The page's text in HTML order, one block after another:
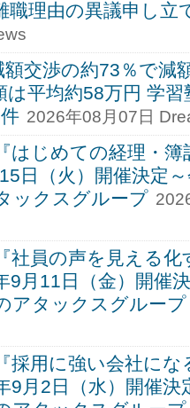
職理由の異議申し立
交渉の約73％で減
は平均約58万円 学
2026年08月07日
はじめての経理・簿
日（火）開催決定
ックスグループ
社員の声を見える
9月11日（金）開催
アタックスグループ
採用に強い会社にな
9月2日（水）開催決